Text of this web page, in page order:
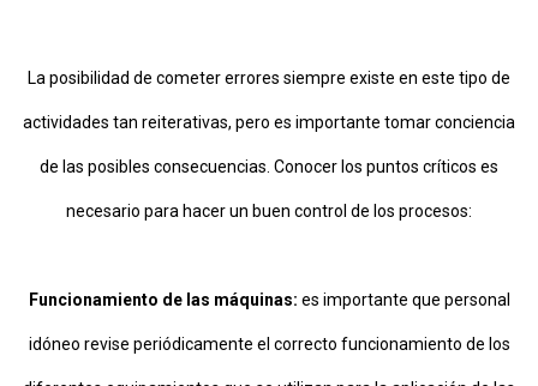
La posibilidad de cometer errores siempre existe en este tipo de
actividades tan reiterativas, pero es importante tomar conciencia
de las posibles consecuencias. Conocer los puntos críticos es
necesario para hacer un buen control de los procesos:
Funcionamiento de las máquinas: es importante que personal
idóneo revise periódicamente el correcto funcionamiento de los